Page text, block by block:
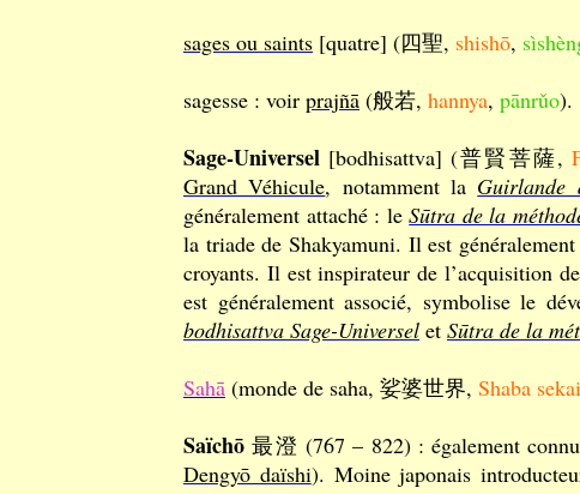
sages ou saints [quatre] (四聖, shishō,
sagesse : voir prajñā (般若, hannya, pānrǔo).
Sage-Universel [bodhisattva] (普賢菩薩,
Grand Véhicule, notamment la Guirlande
généralement attaché : leSūtra de la
la triade de Shakyamuni. Il est
croyants. Il est inspirateur de l’acquisition
est généralement associé, symbolise le
bodhisattva Sage-Universel et Sūtra de la
Sahā (monde de saha, 娑婆世界, Shaba sekai
Saïchō 最澄 (767 – 822) : également
Dengyō daïshi). Moine japonais